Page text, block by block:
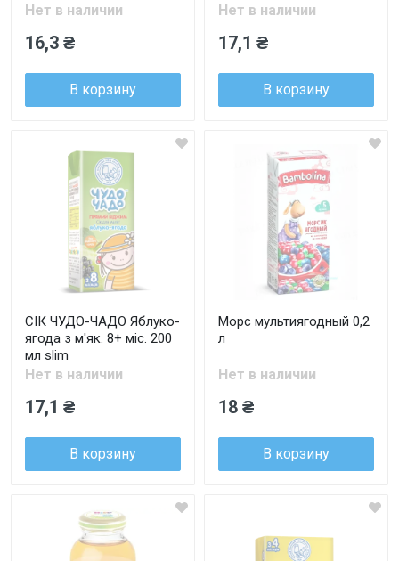
Нет в наличии
16,3 ₴
В корзину
Нет в наличии
17,1 ₴
В корзину
СІК ЧУДО-ЧАДО Яблуко-
ягода з м'як. 8+ міс. 200
мл slim
Нет в наличии
17,1 ₴
В корзину
Морс мультиягодный 0,2
л
Нет в наличии
18 ₴
В корзину